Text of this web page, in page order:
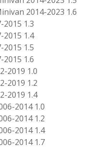
2014-2023 1.6
1.3
2015 1.4
1.5
1.6
2019 1.0
2019 1.2
2019 1.4
2014 1.0
2014 1.2
2014 1.4
2014 1.7